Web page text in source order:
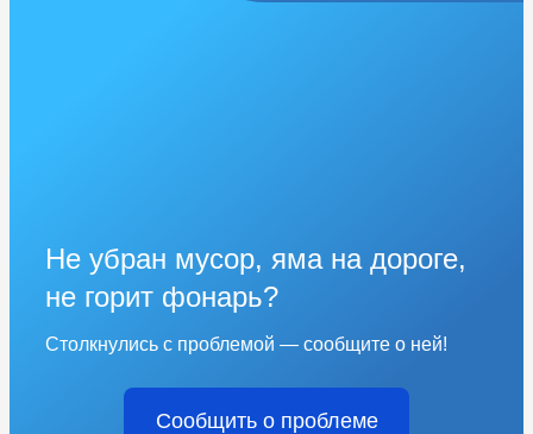
Не убран мусор, яма на дороге,
не горит фонарь?
Столкнулись с проблемой — сообщите о ней!
Сообщить о проблеме